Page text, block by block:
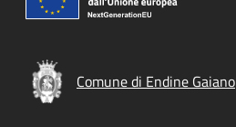
Comune di Endine Gaiano